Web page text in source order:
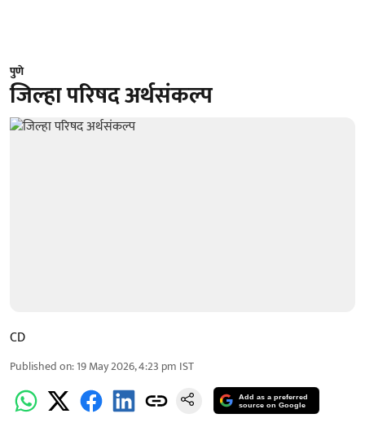
पुणे
जिल्हा परिषद अर्थसंकल्प
CD
Published on:19 May 2026, 4:23 pm IST
Add as a preferred
source on Google